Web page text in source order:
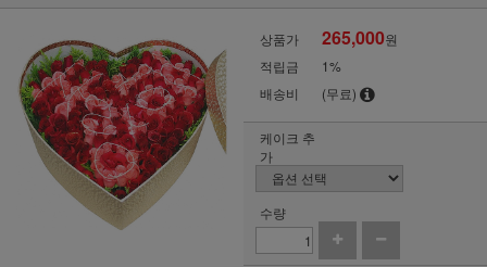
상품가 265,000원
적립금
1%
배송비
(무료)
케이크 추
가
수량